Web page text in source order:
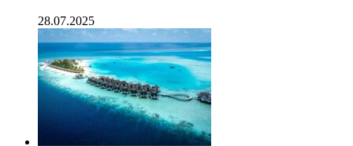
28.07.2025